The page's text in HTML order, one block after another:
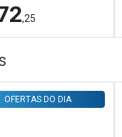
,25
OFERTAS DO DIA